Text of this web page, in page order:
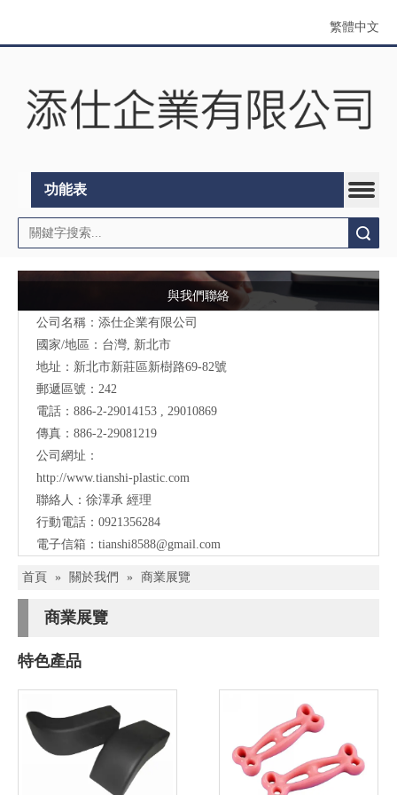
繁體中文
功能表
與我們聯絡
公司名稱：添仕企業有限公司
國家/地區：台灣, 新北市
地址： 新北市新莊區新樹路69-82號
郵遞區號：242
電話：886-2-29014153 , 29010869
傳真：886-2-29081219
公司網址：
http://www.tianshi-plastic.com
聯絡人：徐澤承 經理
行動電話：0921356284
電子信箱： tianshi8588@gmail.com
首頁 » 關於我們 » 商業展覽
商業展覽
特色產品